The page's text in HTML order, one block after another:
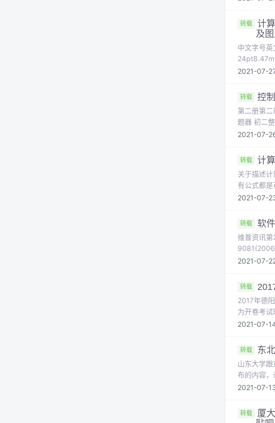
转载
计
及
中文字号
2021-07-
转载 控
第二册第二章_
题器 初二
3D虚拟机器人
2021-07-
转载 计
关于描述
有公式都
必要.对某
2021-07-
转载 软
维普资讯第26卷第6期 计算机应用 Vol_26No．62006年
2021-07-
转载
2017年德
为开卷考
设置要求1
2021-07-
转载 东
山东大学
布的内容
好，当然
2021-07-
转载
厦